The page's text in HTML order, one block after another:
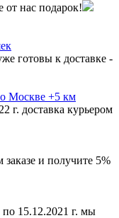
от нас подарок!
готовы к доставке -
Москве +5 км
г. доставка курьером
и получите 5%
15.12.2021 г. мы